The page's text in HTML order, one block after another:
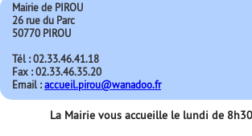
Mairie de PIROU
26 rue du Parc
50770 PIROU
Tél : 02.33.46.41.18
Fax : 02.33.46.35.20
Email :accueil.pirou@wanadoo.fr
La Mairie vous accueille le lundi de